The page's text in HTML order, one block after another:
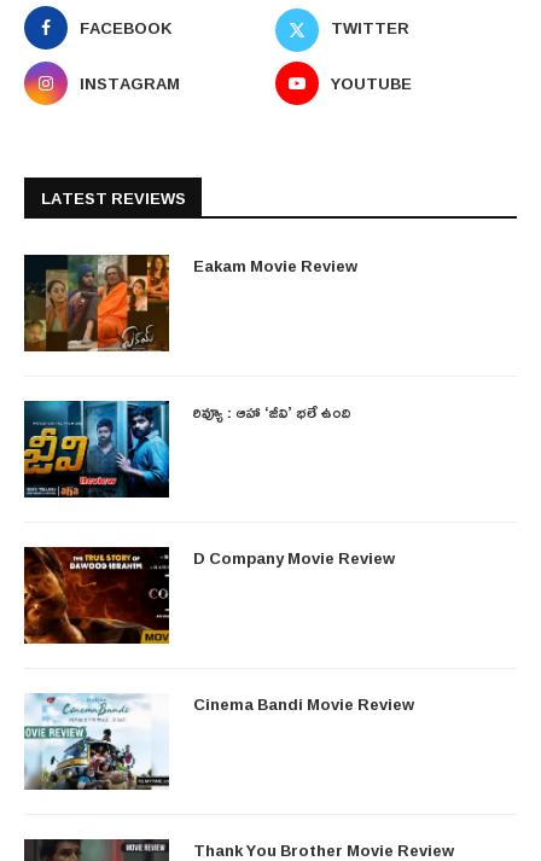
FACEBOOK
TWITTER
INSTAGRAM
YOUTUBE
LATEST REVIEWS
Eakam Movie Review
రివ్యూ : ఆహా ‘జీవి’ భలే ఉంది
D Company Movie Review
Cinema Bandi Movie Review
Thank You Brother Movie Review